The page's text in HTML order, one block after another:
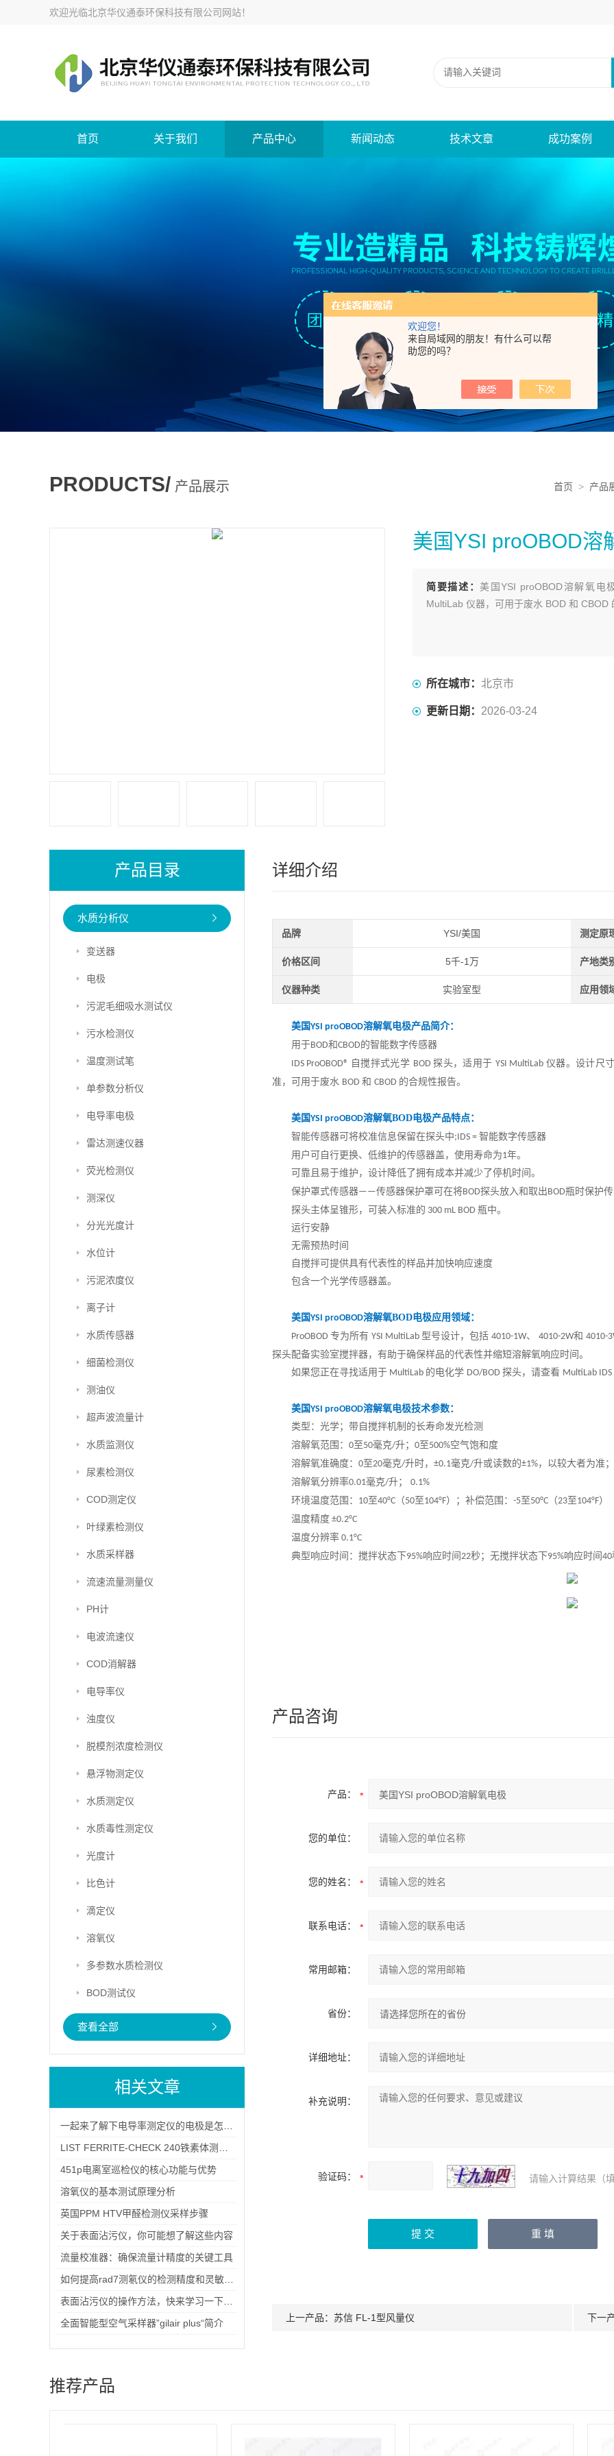
欢迎您！
来自局域网的朋友！有什么可以帮
助您的吗？
欢迎光临北京华仪通泰环保科技有限公司网站！
首页 关于我们 产品中心 新闻动态 技术文章 成功案例
PRODUCTS/ 产品展示 首页 > 产品
美国YSI proOBOD溶
简要描述：美国YSI proOBOD溶解氧电
MultiLab 仪器，可用于废水 BOD 和 CBOD
所在城市： 北京市
更新日期： 2026-03-24
产品目录
水质分析仪
变送器
电极
污泥毛细吸水测试仪
污水检测仪
温度测试笔
单参数分析仪
电导率电极
雷达测速仪器
荧光检测仪
测深仪
分光光度计
水位计
污泥浓度仪
离子计
水质传感器
细菌检测仪
测油仪
超声波流量计
水质监测仪
尿素检测仪
COD测定仪
叶绿素检测仪
水质采样器
流速流量测量仪
PH计
电波流速仪
COD消解器
电导率仪
浊度仪
脱模剂浓度检测仪
悬浮物测定仪
水质测定仪
水质毒性测定仪
光度计
比色计
滴定仪
溶氧仪
多参数水质检测仪
BOD测试仪
查看全部
相关文章
451p电离室巡检仪的核心功能与优势
溶氧仪的基本测试原理分析
英国PPM HTV甲醛检测仪采样步骤
关于表面沾污仪，你可能想了解这些内容
流量校准器：确保流量计精度的关键工具
全面智能型空气采样器”gilair plus“简介
详细介绍
品牌 YSI/美国 测定原
价格区间 5千-1万 产地类
仪器种类 实验室型 应用领
美国YSI proOBOD溶解氧电极产品简介：
用于BOD和CBOD的智能数字传感器
IDS ProOBOD® 自搅拌式光学 BOD探头，适用于 YSI MultiLab 仪器。设计尺
准，可用于废水 BOD 和 CBOD 的合规性报告。
美国YSI proOBOD溶解氧BOD电极产品特点：
智能传感器可将校准信息保留在探头中;IDS = 智能数字传感器
用户可自行更换、低维护的传感器盖，使用寿命为1年。
可靠且易于维护，设计降低了拥有成本并减少了停机时间。
保护罩式传感器——传感器保护罩可在将BOD探头放入和取出BOD瓶时保护
探头主体呈锥形，可装入标准的 300 mL BOD 瓶中。
运行安静
无需预热时间
自搅拌可提供具有代表性的样品并加快响应速度
包含一个光学传感器盖。
美国YSI proOBOD溶解氧BOD电极应用领域：
ProOBOD 专为所有 YSI MultiLab 型号设计，包括 4010-1W、 4010-2W和 4010-
探头配备实验室搅拌器，有助于确保样品的代表性并缩短溶解氧响应时间。
如果您正在寻找适用于 MultiLab 的电化学 DO/BOD 探头，请查看 MultiLab
美国YSI proOBOD溶解氧电极技术参数：
类型：光学；带自搅拌机制的长寿命发光检测
溶解氧范围： 0至50毫克/升； 0至500%空气饱和度
溶解氧准确度： 0至20毫克/升时， ±0.1毫克/升或读数的±1%，以较大者为准；
溶解氧分辨率0.01毫克/升； 0.1%
环境温度范围： 10至40°C （50至104°F）；补偿范围： -5至50°C （23至104°F）
温度精度 ±0.2°C
温度分辨率 0.1°C
典型响应时间：搅拌状态下95%响应时间 22秒；无搅拌状态下95%响应时间 40
产品咨询
产品：
您的单位：
您的姓名：
联系电话：
常用邮箱：
省份：
详细地址：
补充说明：
验证码： 请输入计算结果（
上一产品： 苏信 FL-1型风量仪 下一
推荐产品